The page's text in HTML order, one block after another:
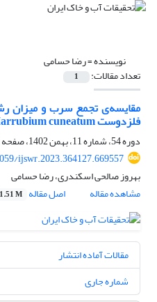
نویسنده =رضا حسامی
تعداد مقالات: 1
مقایسه‌ی تجمع سرب و میزان
فلزدوست Marrubium cuneatum در شرایط هیدروپونیک
دوره 54، شماره 11، بهمن 1402، صفحه
ijswr.2023.364127.669557
بهروز صالحی اسکندری، رضا حسامی
مشاهده مقاله
اصل مقاله 1.51 M
مقالات آماده انتشار
شماره جاری